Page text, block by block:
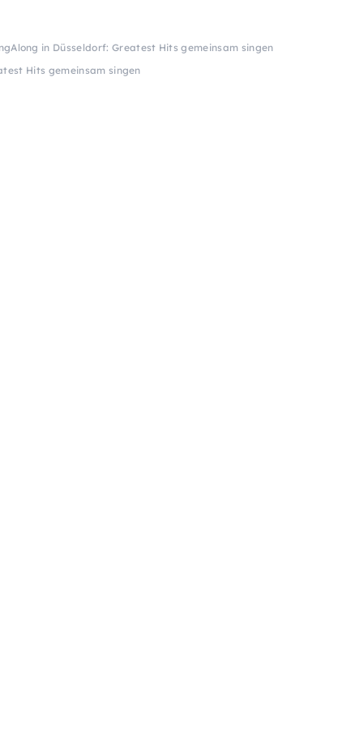
in Düsseldorf: Greatest Hits gemeinsam singen
Hits gemeinsam singen